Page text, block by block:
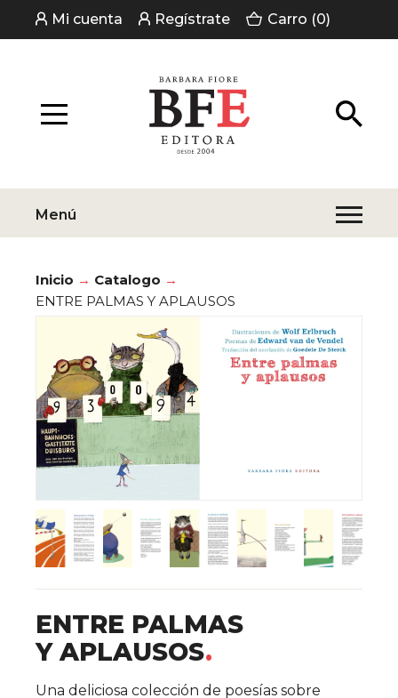
Mi cuenta Regístrate Carro (0)
Menú
Inicio
Catalogo
ENTRE PALMAS Y APLAUSOS
ENTRE PALMAS
Y APLAUSOS
Detalles del libro
Una deliciosa colección de poesías sobre